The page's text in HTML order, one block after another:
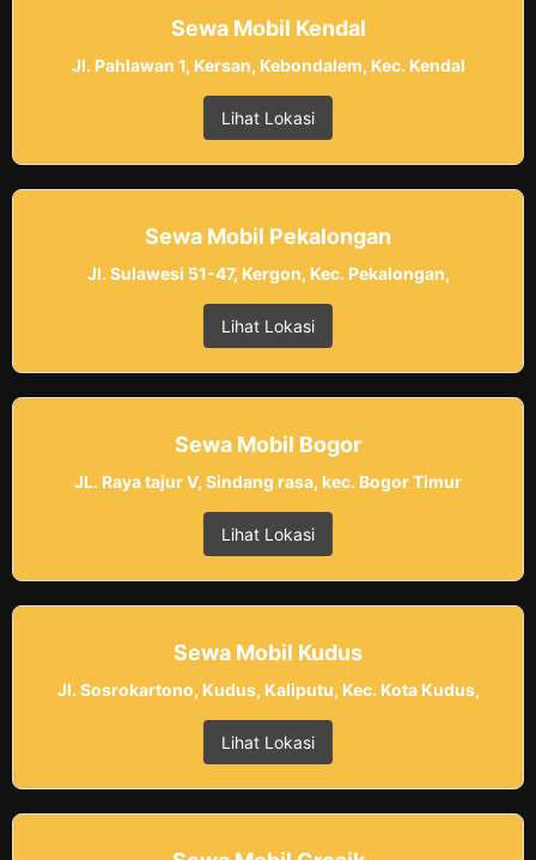
Sewa Mobil Kendal
Jl. Pahlawan 1, Kersan, Kebondalem, Kec. Kendal
Lihat Lokasi
Sewa Mobil Pekalongan
Jl. Sulawesi 51-47, Kergon, Kec. Pekalongan,
Lihat Lokasi
Sewa Mobil Bogor
JL. Raya tajur V, Sindang rasa, kec. Bogor Timur
Lihat Lokasi
Sewa Mobil Kudus
Jl. Sosrokartono, Kudus, Kaliputu, Kec. Kota Kudus,
Lihat Lokasi